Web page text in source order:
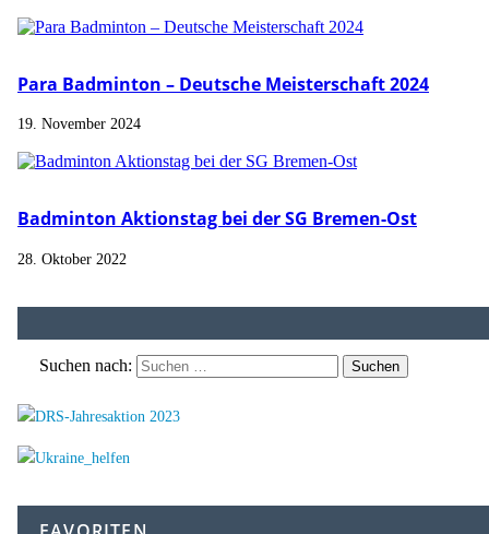
Para Badminton – Deutsche Meisterschaft 2024
19. November 2024
Badminton Aktionstag bei der SG Bremen-Ost
28. Oktober 2022
Suchen nach: